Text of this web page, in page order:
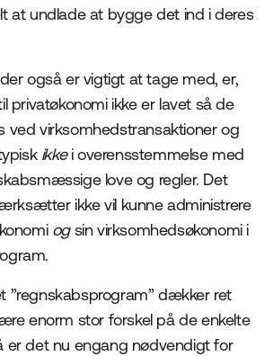
at undlade at bygge det ind i deres
også er vigtigt at tage med, er,
privatøkonomi ikke er lavet så de
ved virksomhedstransaktioner og
ikkei overensstemmelse med
love og regler. Det
ikke vil kunne administrere
ogsin virksomhedsøkonomi i
”regnskabsprogram” dækker ret
enorm stor forskel på de enkelte
er det nu engang nødvendigt for